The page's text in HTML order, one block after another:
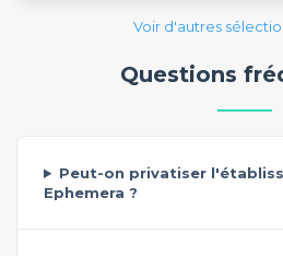
Voir d'autres
Questions
Peut-on privatiser
Ephemera ?